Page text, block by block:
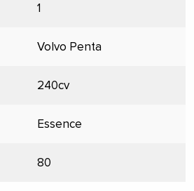
1
Volvo Penta
240cv
Essence
80